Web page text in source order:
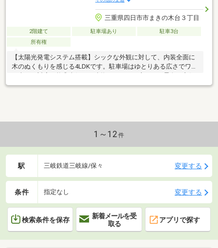
三重県四日市市まきの木台３丁目
2階建て 駐車場あり
駐車3台
所有権
【太陽光発電システム搭載】シックな外観に対して、内装全面に
木のぬくもりを感じる4LDKです。駐車場はゆとりある広さでワゴ
です♪
1～12 件
駅 三岐鉄道三岐線/保々 変更する
条件 指定なし 変更する
検索条件を保存
新着メールを受
取る
アプリで探す